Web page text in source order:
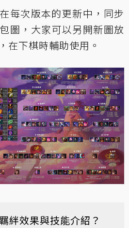
每次版本的更新中，同步
圖，大家可以另開新圖放
在下棋時輔助使用。
絆效果與技能介紹？